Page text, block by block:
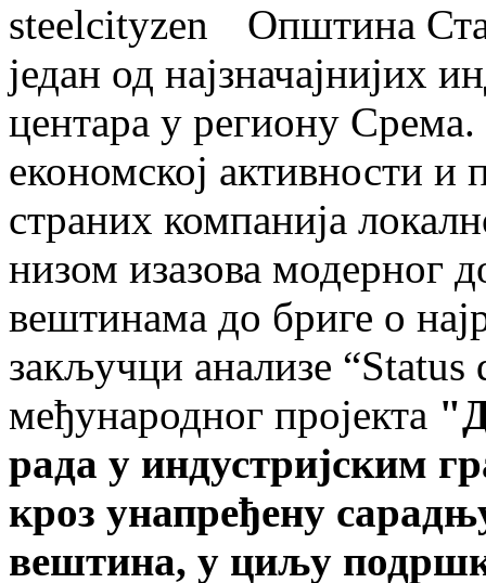
Општина
један од најзначајнијих
центара у региону
економској активности
страних компанија
низом изазова модерног
вештинама до бриге о
закључци анализе
међународног пројекта
рада у индустријским
кроз унапређену
вештина, у циљу